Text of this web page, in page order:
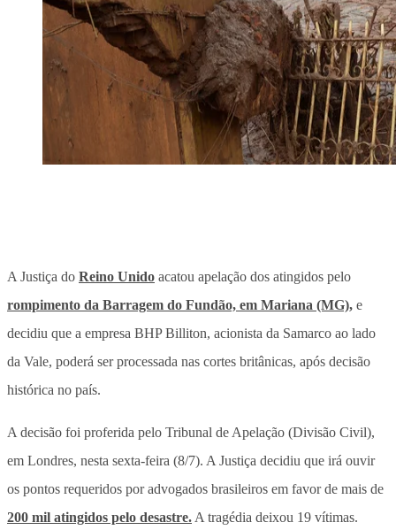
A Justiça do Reino Unido acatou apelação dos atingidos pelo
rompimento da Barragem do Fundão, em Mariana (MG), e
decidiu que a empresa BHP Billiton, acionista da Samarco ao lado
da Vale, poderá ser processada nas cortes britânicas, após decisão
histórica no país.
A decisão foi proferida pelo Tribunal de Apelação (Divisão Civil),
em Londres, nesta sexta-feira (8/7). A Justiça decidiu que irá ouvir
os pontos requeridos por advogados brasileiros em favor de mais de
200 mil atingidos pelo desastre. A tragédia deixou 19 vítimas.